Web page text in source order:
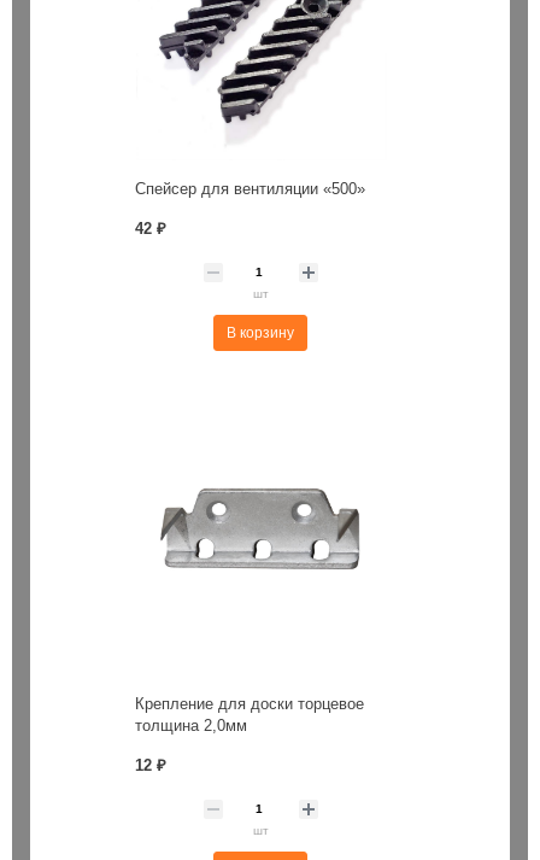
Спейсер для вентиляции «500»
42 ₽
шт
В корзину
Крепление для доски торцевое
толщина 2,0мм
12 ₽
шт